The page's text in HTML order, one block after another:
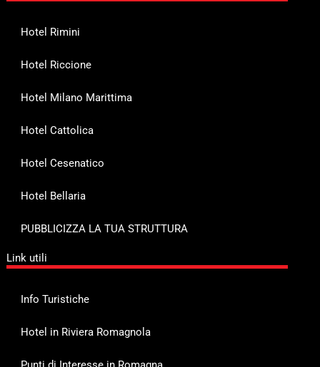
Hotel Rimini
Hotel Riccione
Hotel Milano Marittima
Hotel Cattolica
Hotel Cesenatico
Hotel Bellaria
PUBBLICIZZA LA TUA STRUTTURA
Link utili
Info Turistiche
Hotel in Riviera Romagnola